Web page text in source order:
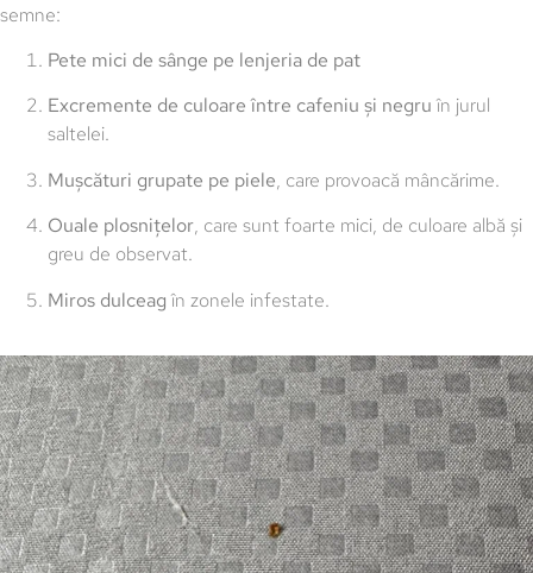
semne:
Pete mici de sânge pe lenjeria de pat
Excremente de culoare între cafeniu și negruîn jurul
saltelei.
Mușcături grupate pe piele, care provoacă mâncărime.
Ouale plosnițelor, care sunt foarte mici, de culoare albă și
greu de observat.
Miros dulceagîn zonele infestate.